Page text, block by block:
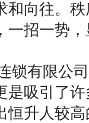
和向往。
一招一势
锁有限公
是吸引了
恒升人较